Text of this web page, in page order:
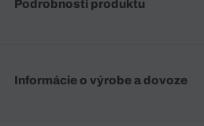
Podrobnosti produktu
Informácie o výrobe a dovoze